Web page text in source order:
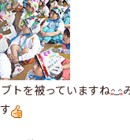
トを被っていますね